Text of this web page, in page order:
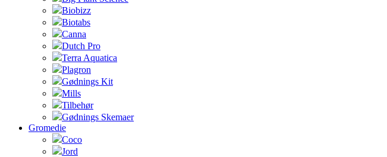
Biobizz
Biotabs
Canna
Dutch Pro
Terra Aquatica
Plagron
Gødnings Kit
Mills
Tilbehør
Gødnings Skemaer
Gromedie
Coco
Jord